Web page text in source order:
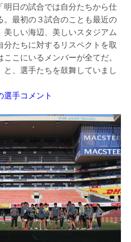
明日の試合では自分たちから仕
。最初の３試合のことも最近の
美しい海辺、美しいスタジアム
たちに対するリスペクトを取
こにいるメンバーが全てだ。
、選手たちを鼓舞していまし
手コメント